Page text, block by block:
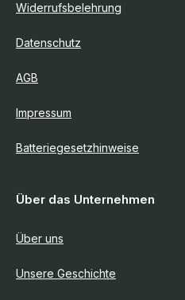
Widerrufsbelehrung
Datenschutz
AGB
Impressum
Batteriegesetzhinweise
Über das Unternehmen
Über uns
Unsere Geschichte